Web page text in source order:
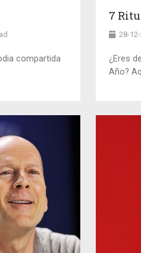
compartida
7
28-
¿Eres
Año?